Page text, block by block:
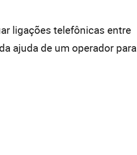
ligações telefônicas entre
ajuda de um operador para